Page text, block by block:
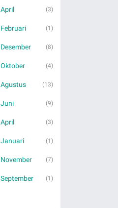
April (3)
Februari (1)
Desember (8)
Oktober (4)
Agustus (13)
Juni (9)
April (3)
Januari (1)
November (7)
September (1)